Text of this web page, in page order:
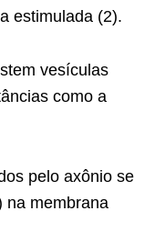
estimulada (2).
vesículas
como a
pelo axônio se
na membrana